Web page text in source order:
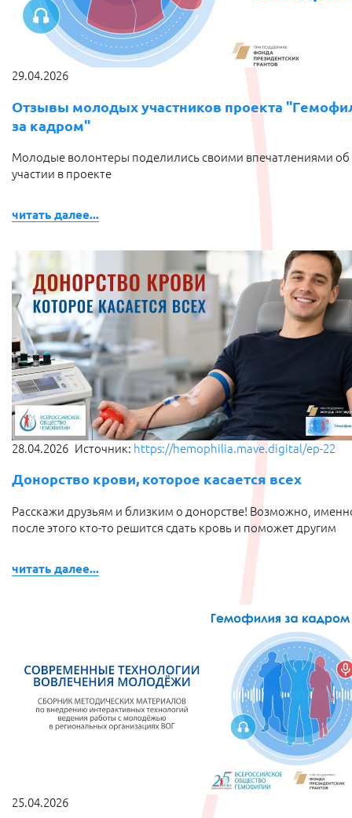
29.04.2026
Отзывы молодых участников проекта
за кадром"
Молодые волонтеры поделились своими впечатлениями об
участии в проекте
читать далее...
28.04.2026 Источник: https://hemophilia.mave.digital/ep-22
Донорство крови, которое касается всех
Расскажи друзьям и близким о донорстве! Возможно,
после этого кто-то решится сдать кровь и поможет другим
читать далее...
25.04.2026